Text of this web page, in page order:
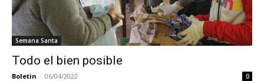
Semana Santa
Todo el bien posible
Boletin - 06/04/2022 0